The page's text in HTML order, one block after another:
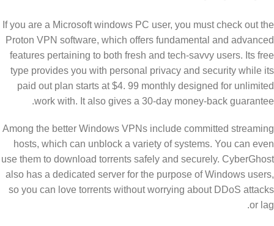
If you are a Microsoft windows PC user, you must check out the
Proton VPN software, which offers fundamental and advanced
features pertaining to both fresh and tech-savvy users. Its free
type provides you with personal privacy and security while its
paid out plan starts at $4. 99 monthly designed for unlimited
work with. It also gives a 30-day money-back guarantee.
Among the better Windows VPNs include committed streaming
hosts, which can unblock a variety of systems. You can even
use them to download torrents safely and securely. CyberGhost
also has a dedicated server for the purpose of Windows users,
so you can love torrents without worrying about DDoS attacks
or lag.